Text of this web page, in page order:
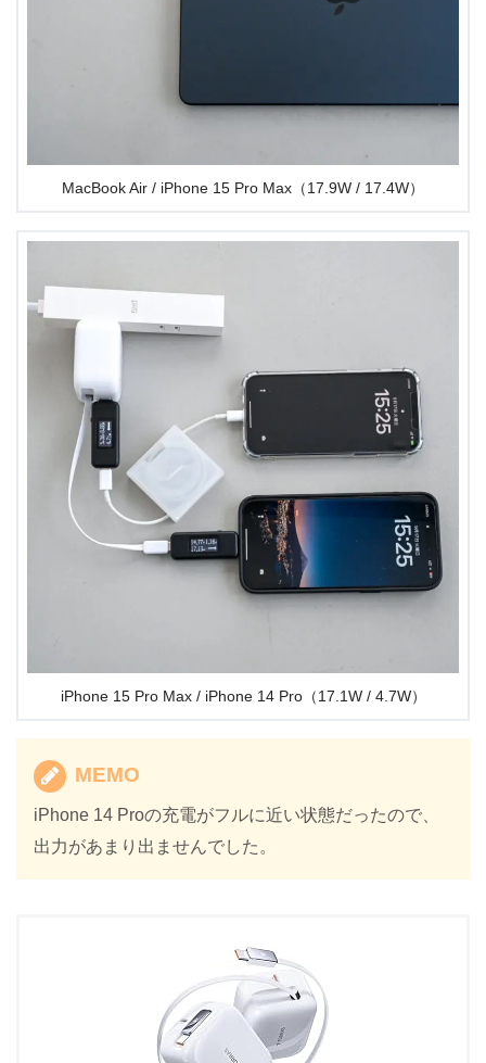
MacBook Air / iPhone 15 Pro Max（17.9W / 17.4W）
iPhone 15 Pro Max / iPhone 14 Pro（17.1W / 4.7W）
MEMO
iPhone 14 Proの充電がフルに近い状態だったので、
出力があまり出ませんでした。